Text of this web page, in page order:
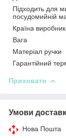
Підходить для
посудомийній
Країна виробник
Вага
Матеріал ручки
Гарантійний
Приховати
Умови
Нова Пошта